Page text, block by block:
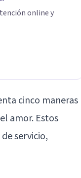
online y
cinco maneras
amor. Estos
servicio,